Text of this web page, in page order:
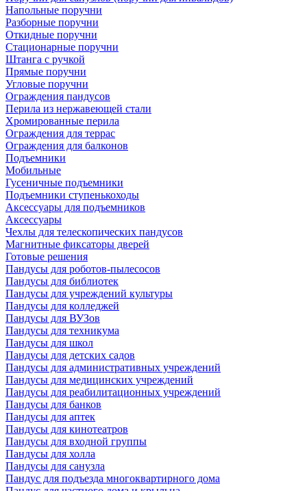
Напольные поручни
Разборные поручни
Откидные поручни
Стационарные поручни
Штанга с ручкой
Прямые поручни
Угловые поручни
Ограждения пандусов
Перила из нержавеющей стали
Хромированные перила
Ограждения для террас
Ограждения для балконов
Подъемники
Мобильные
Гусеничные подъемники
Подъемники ступенькоходы
Аксессуары для подъемников
Аксессуары
Чехлы для телескопических пандусов
Магнитные фиксаторы дверей
Готовые решения
Пандусы для роботов-пылесосов
Пандусы для библиотек
Пандусы для учреждений культуры
Пандусы для колледжей
Пандусы для ВУЗов
Пандусы для техникума
Пандусы для школ
Пандусы для детских садов
Пандусы для административных учреждений
Пандусы для медицинских учреждений
Пандусы для реабилитационных учреждений
Пандусы для банков
Пандусы для аптек
Пандусы для кинотеатров
Пандусы для входной группы
Пандусы для холла
Пандусы для санузла
Пандус для подъезда многоквартирного дома